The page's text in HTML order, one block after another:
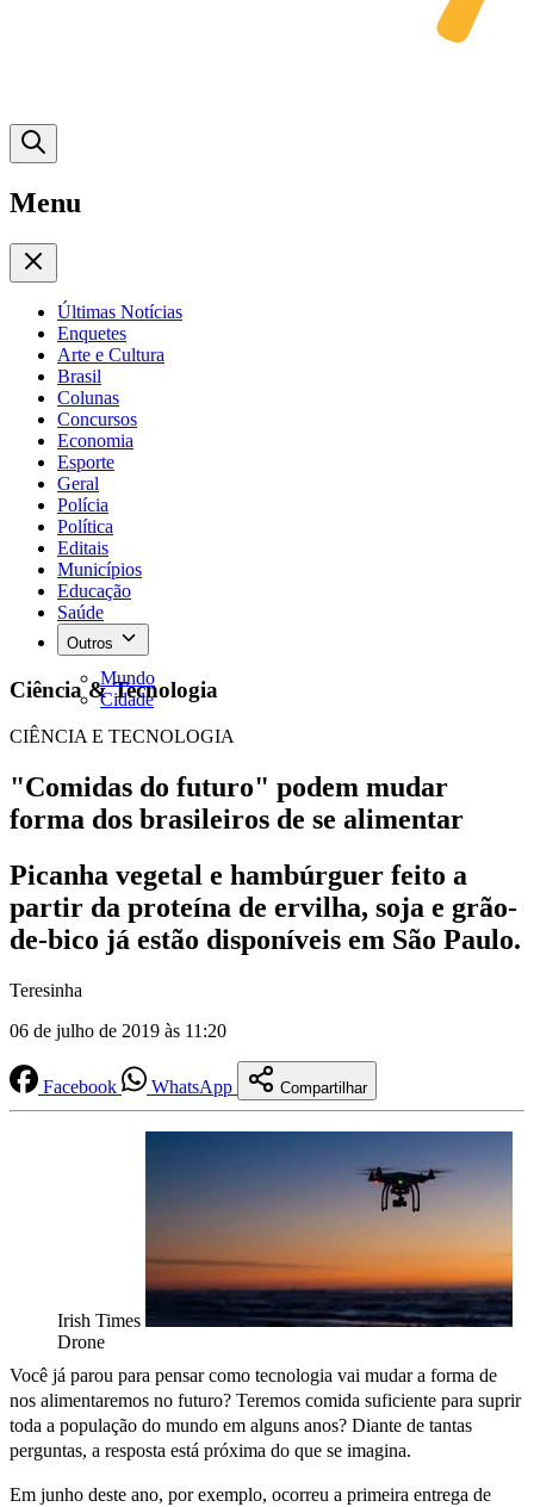
Menu
Últimas Notícias
Enquetes
Arte e Cultura
Brasil
Colunas
Concursos
Economia
Esporte
Geral
Polícia
Política
Editais
Municípios
Educação
Saúde
Outros
Mundo
Cidade
Ciência & Tecnologia
CIÊNCIA E TECNOLOGIA
"Comidas do futuro" podem mudar
forma dos brasileiros de se alimentar
Picanha vegetal e hambúrguer feito a
partir da proteína de ervilha, soja e grão-
de-bico já estão disponíveis em São Paulo.
Teresinha
06 de julho de 2019 às 11:20
Facebook WhatsApp Compartilhar
Irish Times
Drone
Você já parou para pensar como tecnologia vai mudar a forma de
nos alimentaremos no futuro? Teremos comida suficiente para suprir
toda a população do mundo em alguns anos? Diante de tantas
perguntas, a resposta está próxima do que se imagina.
Em junho deste ano, por exemplo, ocorreu a primeira entrega de